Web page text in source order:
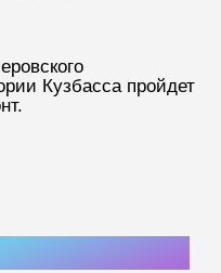
Кузбасса пройдет